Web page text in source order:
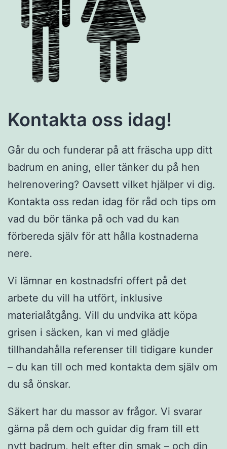
Kontakta oss idag!
Går du och funderar på att fräscha upp ditt
badrum en aning, eller tänker du på hen
helrenovering? Oavsett vilket hjälper vi dig.
Kontakta oss redan idag för råd och tips om
vad du bör tänka på och vad du kan
förbereda själv för att hålla kostnaderna
nere.
Vi lämnar en kostnadsfri offert på det
arbete du vill ha utfört, inklusive
materialåtgång. Vill du undvika att köpa
grisen i säcken, kan vi med glädje
tillhandahålla referenser till tidigare kunder
– du kan till och med kontakta dem själv om
du så önskar.
Säkert har du massor av frågor. Vi svarar
gärna på dem och guidar dig fram till ett
nytt badrum, helt efter din smak – och din